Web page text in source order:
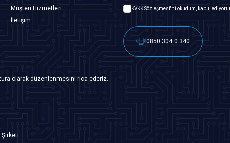
Müşteri Hizmetleri
İletişim
KVKK Sözleşmesi'ni okudum, kabul
0850 304 0 340
olarak düzenlenmesini rica ederiz.